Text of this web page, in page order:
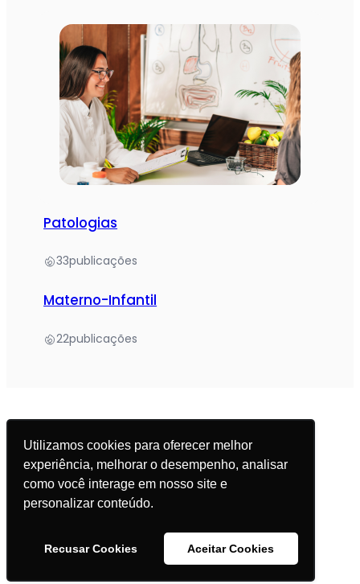
Utilizamos cookies para oferecer melhor
experiência, melhorar o desempenho, analisar
como você interage em nosso site e
personalizar conteúdo.
Recusar Cookies Aceitar Cookies
Patologias
33publicações
Materno-Infantil
22publicações
© 2025 Academia da Nutrição. Todos os direitos
reservados.